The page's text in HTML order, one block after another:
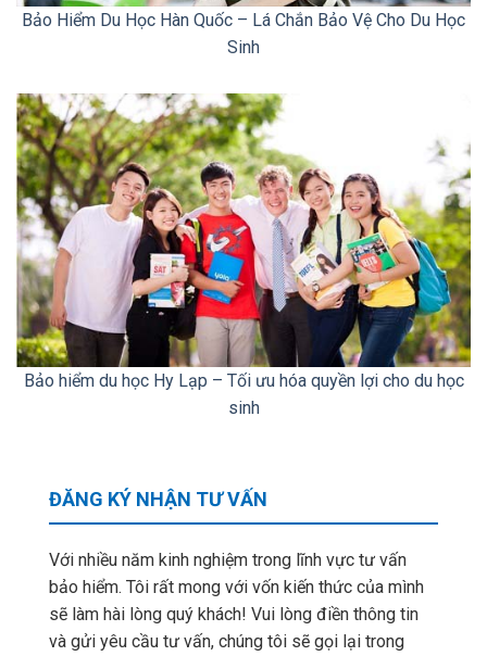
Bảo Hiểm Du Học Hàn Quốc – Lá Chắn Bảo Vệ Cho Du Học
Sinh
Bảo hiểm du học Hy Lạp – Tối ưu hóa quyền lợi cho du học
sinh
ĐĂNG KÝ NHẬN TƯ VẤN
Với nhiều năm kinh nghiệm trong lĩnh vực tư vấn
bảo hiểm. Tôi rất mong với vốn kiến thức của mình
sẽ làm hài lòng quý khách! Vui lòng điền thông tin
và gửi yêu cầu tư vấn, chúng tôi sẽ gọi lại trong